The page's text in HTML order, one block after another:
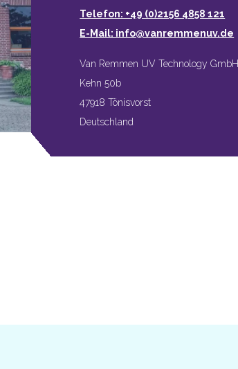
Telefon: +49 (0)2156 4858 121
E-Mail: info@vanremmenuv.de
Van Remmen UV Technology GmbH
Kehn 50b
47918 Tönisvorst
Deutschland